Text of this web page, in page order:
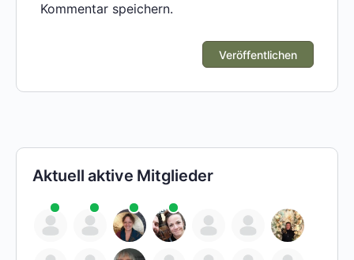
Kommentar speichern.
Aktuell aktive Mitglieder